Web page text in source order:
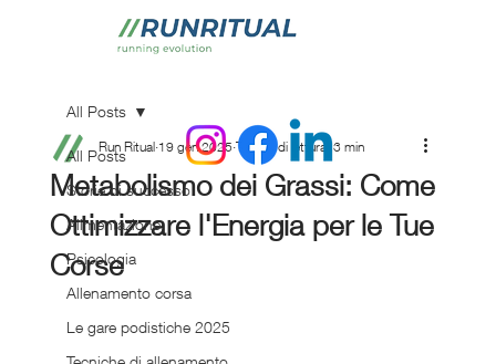
All Posts
Storie di successo
Alimentazione
Psicologia
Allenamento corsa
Le gare podistiche 2025
All Posts
Metabolismo dei Grassi: Come
Ottimizzare l'Energia per le Tue
Corse
Run Ritual 19 gen 2025 Tempo di lettura: 3 min